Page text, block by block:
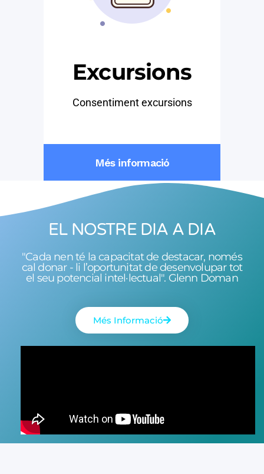
Excursions
Consentiment excursions
Més informació
EL NOSTRE DIA A DIA
"Cada nen té la capacitat de destacar, només
cal donar - li l’oportunitat de desenvolupar tot
el seu potencial intel·lectual". Glenn Doman
Més Informació